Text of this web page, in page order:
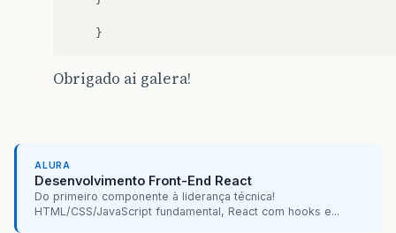
</ui:define>
Obrigado ai galera!
ALURA
Desenvolvimento Front-End React
Do primeiro componente à liderança técnica!
HTML/CSS/JavaScript fundamental, React com hooks e...